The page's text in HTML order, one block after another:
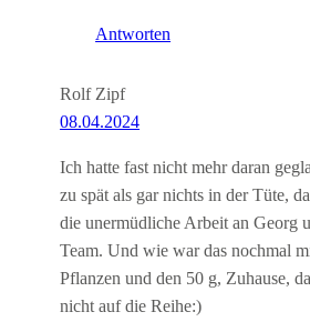
Antworten
Rolf Zipf
08.04.2024
Ich hatte fast nicht mehr daran
zu spät als gar nichts in der Tüte,
die unermüdliche Arbeit an Georg
Team. Und wie war das nochmal
Pflanzen und den 50 g, Zuhause,
nicht auf die Reihe:)